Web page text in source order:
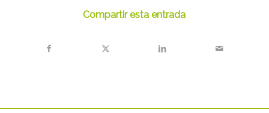
Compartir esta entrada